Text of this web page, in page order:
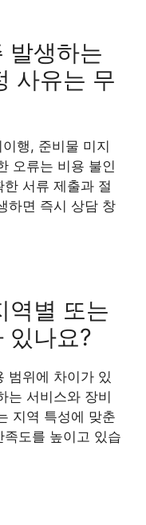
발생하는
사유는 무
행, 준비물 미지
오류는 비용 불인
서류 제출과 절
하면 즉시 상담 창
역별 또는
있나요?
범위에 차이가 있
는 서비스와 장비
지역 특성에 맞춘
도를 높이고 있습